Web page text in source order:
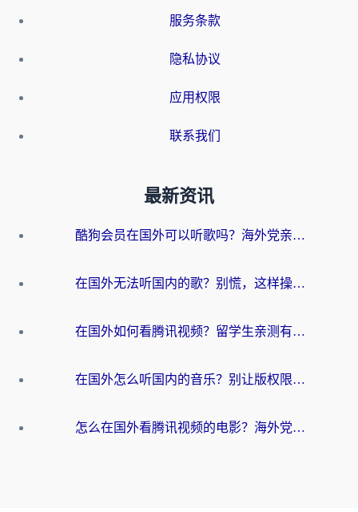
服务条款
隐私协议
应用权限
联系我们
最新资讯
酷狗会员在国外可以听歌吗？海外党亲测有效：3步解决音乐权限难题
在国外无法听国内的歌？别慌，这样操作就能畅听QQ音乐（附亲测加速器推荐）
在国外如何看腾讯视频？留学生亲测有效的回国加速方案
在国外怎么听国内的音乐？别让版权限制断了你的华语歌单
怎么在国外看腾讯视频的电影？海外党亲测有效的回国加速指南